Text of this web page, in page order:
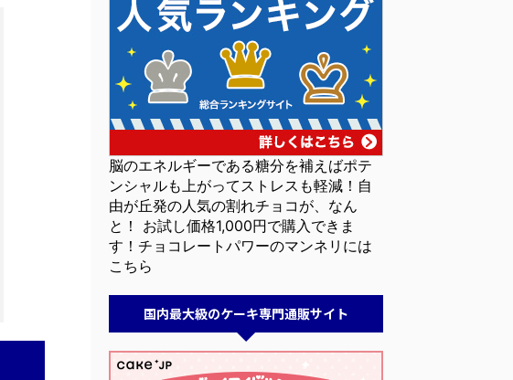
脳のエネルギーである糖分を補えばポテ
ンシャルも上がってストレスも軽減！自
由が丘発の人気の割れチョコが、なん
と！ お試し価格1,000円で購入できま
す！チョコレートパワーのマンネリには
こちら
国内最大級のケーキ専門通販サイト